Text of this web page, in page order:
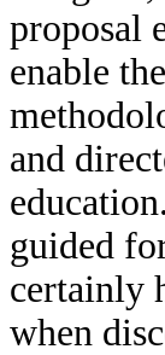
proposal
enable
and
guided
certainly
when